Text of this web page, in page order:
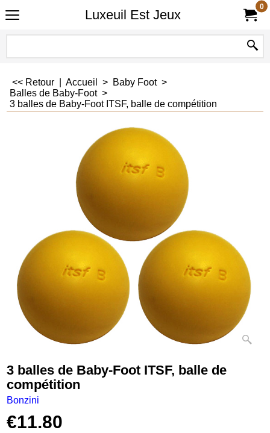
Luxeuil Est Jeux
0
<< Retour Accueil > Baby Foot>
Balles de Baby-Foot>
3 balles de Baby-Foot ITSF, balle de compétition
3 balles de Baby-Foot ITSF, balle de
compétition
Bonzini
€11.80